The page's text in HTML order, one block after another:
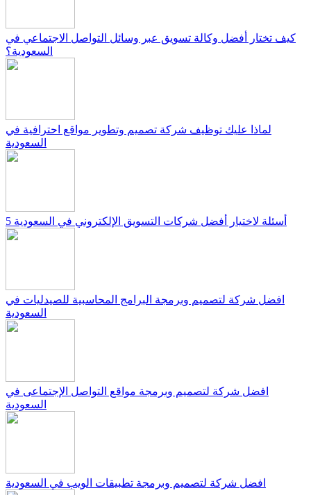
كيف تختار أفضل وكالة تسويق عبر وسائل التواصل الاجتماعي في
السعودية؟
لماذا عليك توظيف شركة تصميم وتطوير مواقع احترافية في
السعودية
5 أسئلة لاختيار أفضل شركات التسويق الإلكتروني في السعودية
افضل شركة لتصميم وبرمجة البرامج المحاسبية للصيدليات في
السعودية
افضل شركة لتصميم وبرمجة مواقع التواصل الإجتماعى في
السعودية
افضل شركة لتصميم وبرمجة تطبيقات الويب في السعودية